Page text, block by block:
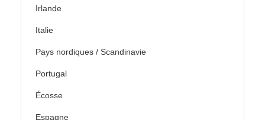
Irlande
Italie
Pays nordiques / Scandinavie
Portugal
Écosse
Espagne